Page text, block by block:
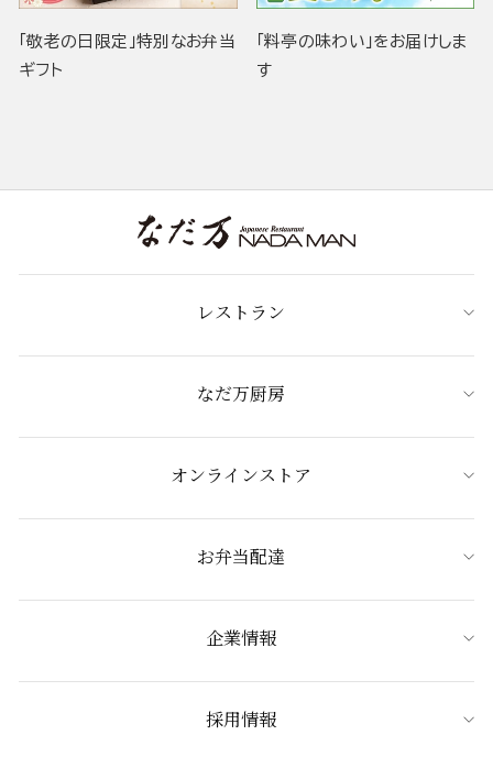
「敬老の日限定」特別なお弁当
ギフト
「料亭の味わい」をお届けしま
す
レストラン
なだ万厨房
オンラインストア
お弁当配達
企業情報
採用情報